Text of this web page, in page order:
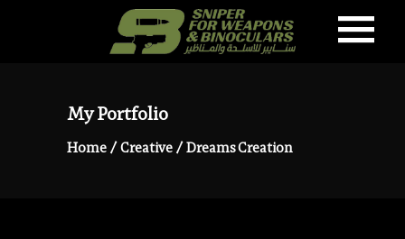
My Portfolio
Home /Creative /Dreams Creation